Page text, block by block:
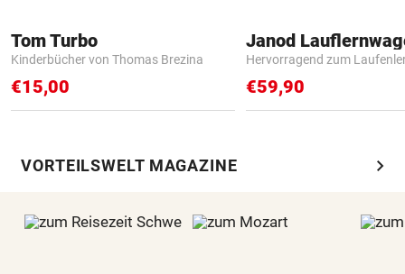
Tom Turbo
Kinderbücher von Thomas Brezina
€15,00
Janod
Hervorragend zum
€59,90
VORTEILSWELT MAGAZINE chevron_right